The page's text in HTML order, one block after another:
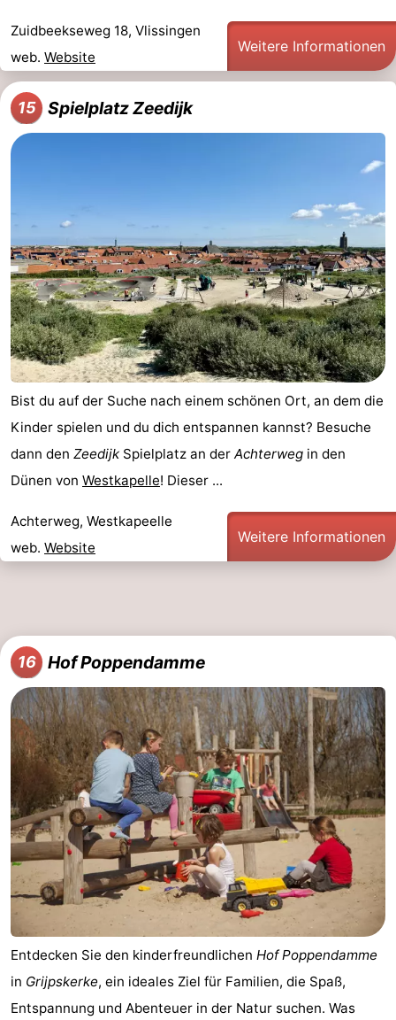
Zuidbeekseweg 18, Vlissingen
web. Website
Weitere Informationen
15 Spielplatz Zeedijk
Bist du auf der Suche nach einem schönen Ort, an dem die
Kinder spielen und du dich entspannen kannst? Besuche
dann den Zeedijk Spielplatz an der Achterweg in den
Dünen von Westkapelle! Dieser ...
Achterweg, Westkapeelle
web. Website
Weitere Informationen
16 Hof Poppendamme
Entdecken Sie den kinderfreundlichen Hof Poppendamme
in Grijpskerke, ein ideales Ziel für Familien, die Spaß,
Entspannung und Abenteuer in der Natur suchen. Was